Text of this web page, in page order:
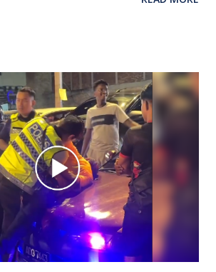
susulan hujan lebat. Menurut
bantuan. Difahamkan, kedalaman
dua meter sebelum menunjukkan
tiada mangsa dilaporkan
dalam kejadian tersebut. Orang
sentiasa berwaspada ketika hujan
melalui jalan yang dinaiki air bagi
kejadian yang tidak diingini.